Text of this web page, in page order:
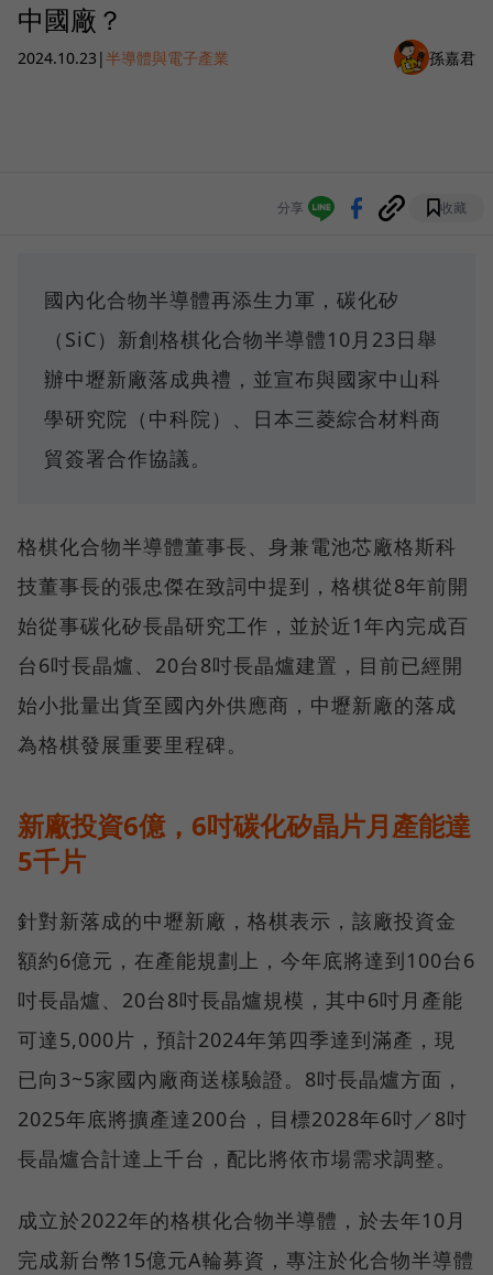
中國廠？
2024.10.23 |半導體與電子產業 孫嘉君
分享 收藏
國內化合物半導體再添生力軍，碳化矽
（SiC）新創格棋化合物半導體10月23日舉
辦中壢新廠落成典禮，並宣布與國家中山科
學研究院（中科院）、日本三菱綜合材料商
貿簽署合作協議。
格棋化合物半導體董事長、身兼電池芯廠格斯科
技董事長的張忠傑在致詞中提到，格棋從8年前開
始從事碳化矽長晶研究工作，並於近1年內完成百
台6吋長晶爐、20台8吋長晶爐建置，目前已經開
始小批量出貨至國內外供應商，中壢新廠的落成
為格棋發展重要里程碑。
新廠投資6億，6吋碳化矽晶片月產能達
5千片
針對新落成的中壢新廠，格棋表示，該廠投資金
額約6億元，在產能規劃上，今年底將達到100台6
吋長晶爐、20台8吋長晶爐規模，其中6吋月產能
可達5,000片，預計2024年第四季達到滿產，現
已向3~5家國內廠商送樣驗證。8吋長晶爐方面，
2025年底將擴產達200台，目標2028年6吋／8吋
長晶爐合計達上千台，配比將依市場需求調整。
成立於2022年的格棋化合物半導體，於去年10月
完成新台幣15億元A輪募資，專注於化合物半導體